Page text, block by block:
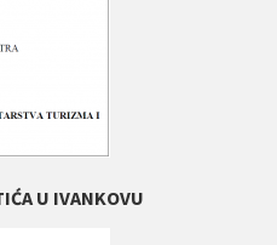
U IVANKOVU